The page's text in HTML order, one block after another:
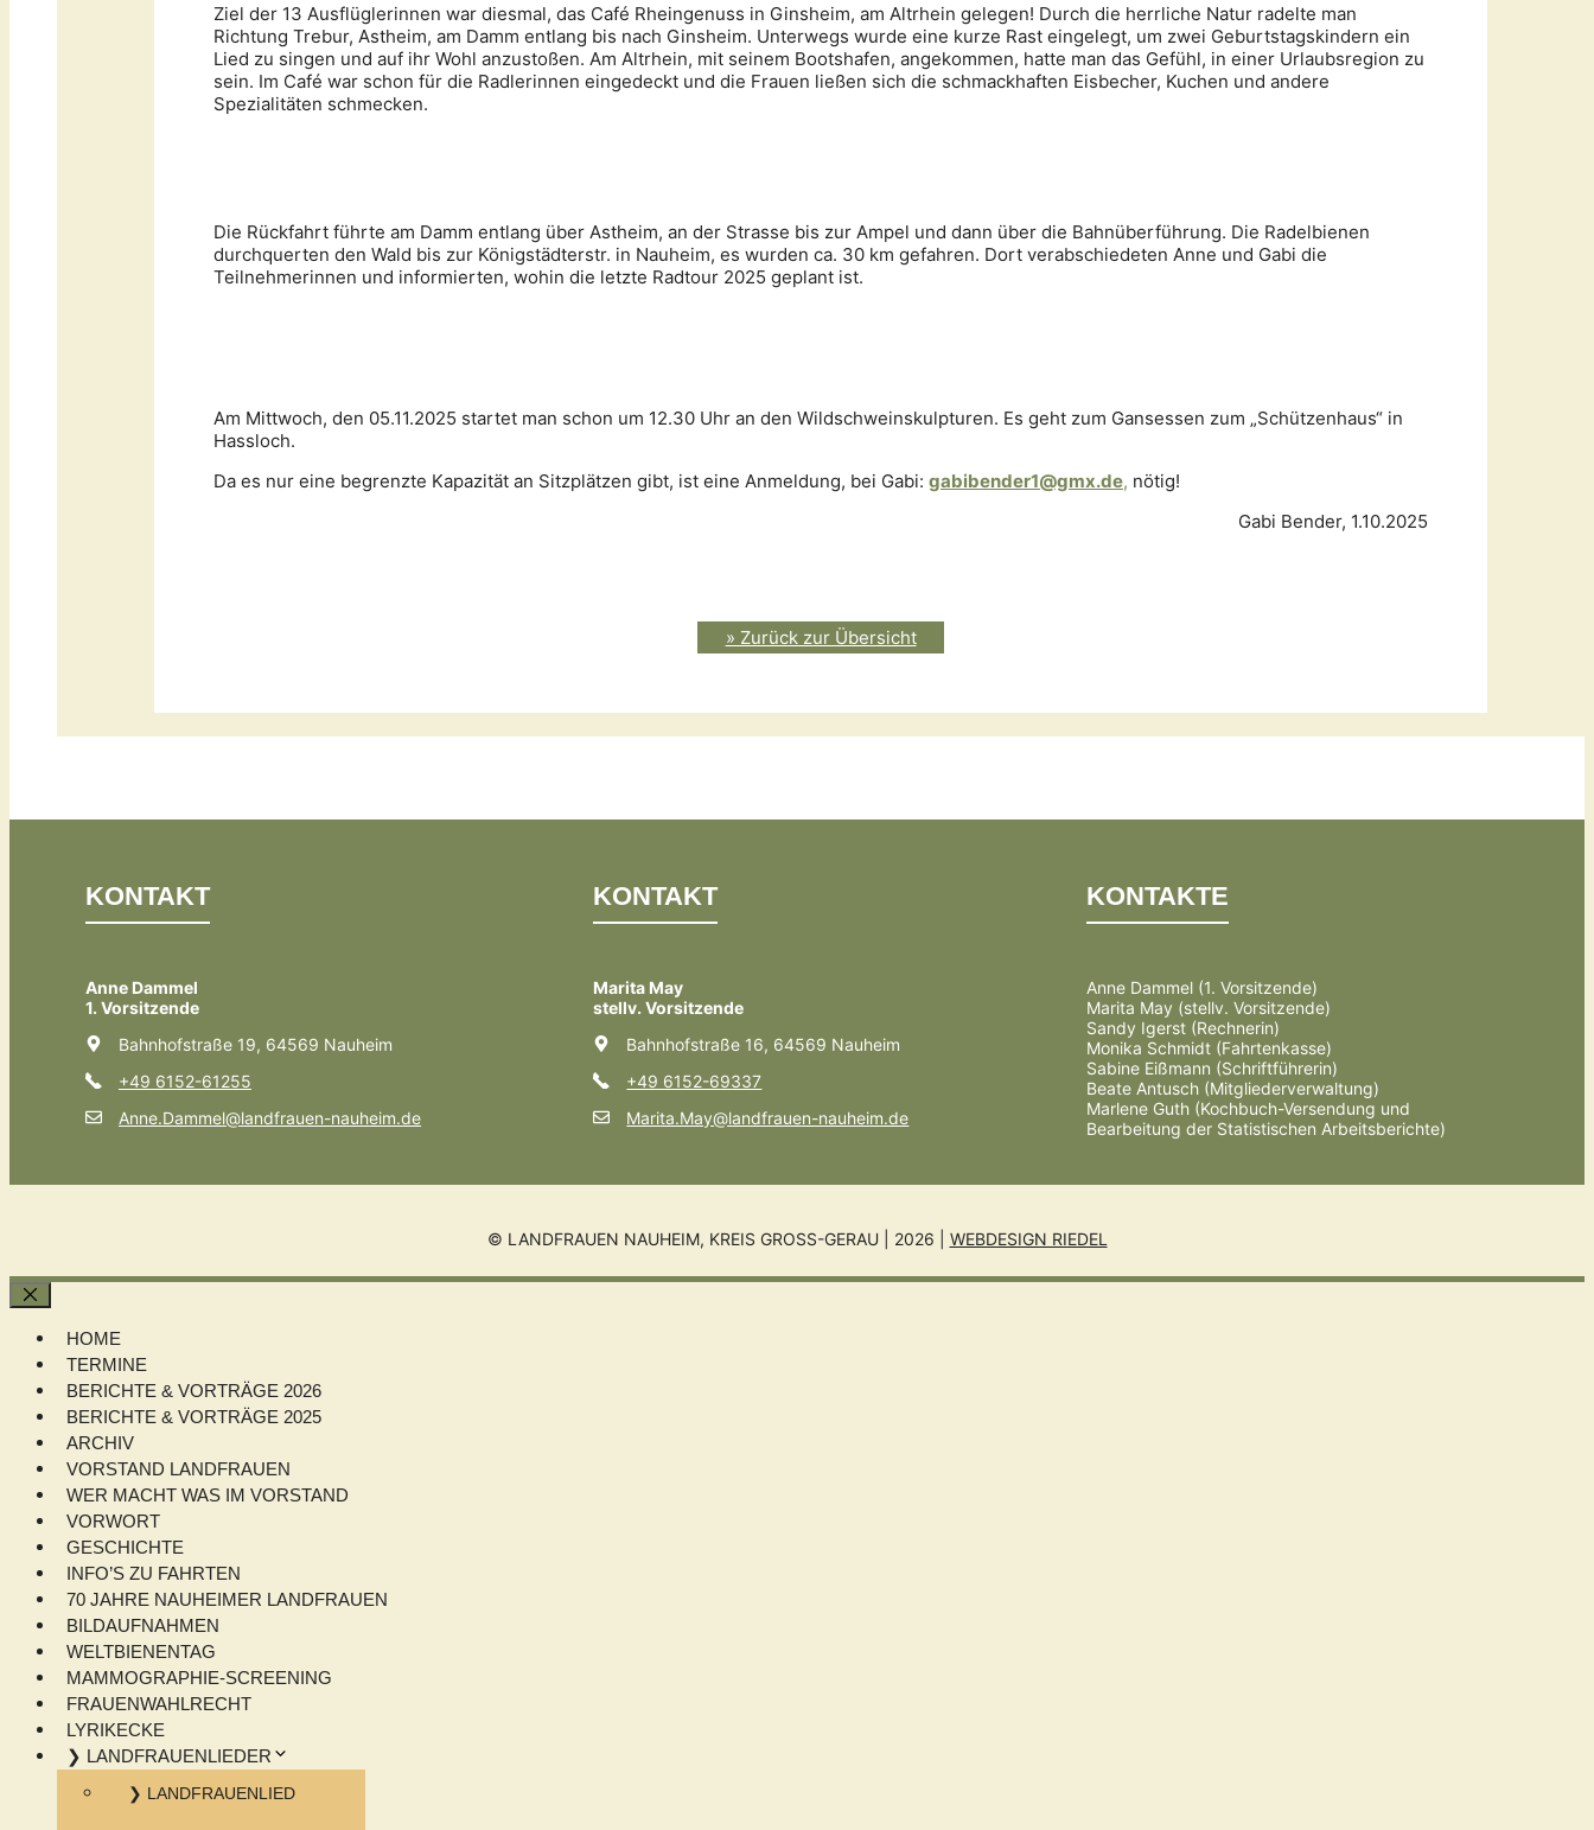
Ziel der 13 Ausflüglerinnen war diesmal, das Café Rheingenuss in Ginsheim, am Altrhein gelegen! Durch die herrliche Natur radelte man
Richtung Trebur, Astheim, am Damm entlang bis nach Ginsheim. Unterwegs wurde eine kurze Rast eingelegt, um zwei Geburtstagskindern ein
Lied zu singen und auf ihr Wohl anzustoßen. Am Altrhein, mit seinem Bootshafen, angekommen, hatte man das Gefühl, in einer Urlaubsregion zu
sein. Im Café war schon für die Radlerinnen eingedeckt und die Frauen ließen sich die schmackhaften Eisbecher, Kuchen und andere
Spezialitäten schmecken.
Die Rückfahrt führte am Damm entlang über Astheim, an der Strasse bis zur Ampel und dann über die Bahnüberführung. Die Radelbienen
durchquerten den Wald bis zur Königstädterstr. in Nauheim, es wurden ca. 30 km gefahren. Dort verabschiedeten Anne und Gabi die
Teilnehmerinnen und informierten, wohin die letzte Radtour 2025 geplant ist.
Am Mittwoch, den 05.11.2025 startet man schon um 12.30 Uhr an den Wildschweinskulpturen. Es geht zum Gansessen zum „Schützenhaus“ in
Hassloch.
Da es nur eine begrenzte Kapazität an Sitzplätzen gibt, ist eine Anmeldung, bei Gabi: gabibender1@gmx.de, nötig!
Gabi Bender, 1.10.2025
» Zurück zur Übersicht
KONTAKT
Anne Dammel
1. Vorsitzende
Bahnhofstraße 19, 64569 Nauheim
+49 6152-61255
Anne.Dammel@landfrauen-nauheim.de
KONTAKT
Marita May
stellv. Vorsitzende
Bahnhofstraße 16, 64569 Nauheim
+49 6152-69337
Marita.May@landfrauen-nauheim.de
KONTAKTE
Anne Dammel (1. Vorsitzende)
Marita May (stellv. Vorsitzende)
Sandy Igerst (Rechnerin)
Monika Schmidt (Fahrtenkasse)
Sabine Eißmann (Schriftführerin)
Beate Antusch (Mitgliederverwaltung)
Marlene Guth (Kochbuch-Versendung und
Bearbeitung der Statistischen Arbeitsberichte)
© LANDFRAUEN NAUHEIM, KREIS GROSS-GERAU | 2026 | WEBDESIGN RIEDEL
Schließen
HOME
TERMINE
BERICHTE & VORTRÄGE 2026
BERICHTE & VORTRÄGE 2025
ARCHIV
VORSTAND LANDFRAUEN
WER MACHT WAS IM VORSTAND
VORWORT
GESCHICHTE
INFO’S ZU FAHRTEN
70 JAHRE NAUHEIMER LANDFRAUEN
BILDAUFNAHMEN
WELTBIENENTAG
MAMMOGRAPHIE-SCREENING
FRAUENWAHLRECHT
LYRIKECKE
❯ LANDFRAUENLIEDER
❯ LANDFRAUENLIED